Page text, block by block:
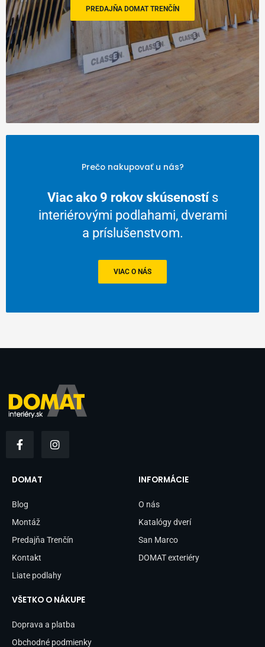
PREDAJŇA DOMAT TRENČÍN
Prečo nakupovať u nás?
Viac ako 9 rokov skúsenostís
interiérovými podlahami, dverami
a príslušenstvom.
VIAC O NÁS
a
b
o
k
-
n
DOMAT
Blog
Montáž
Predajňa Trenčín
Kontakt
Liate podlahy
INFORMÁCIE
O nás
Katalógy dverí
San Marco
DOMAT exteriéry
VŠETKO O NÁKUPE
Doprava a platba
Obchodné podmienky